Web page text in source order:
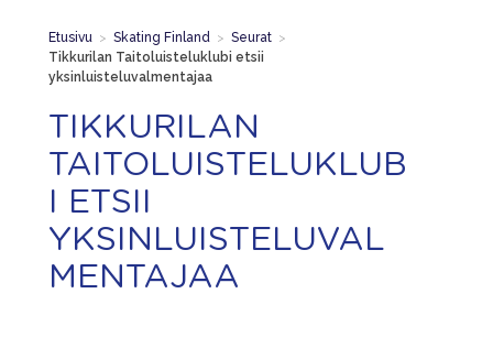
Etusivu > Skating Finland > Seurat >
Tikkurilan Taitoluisteluklubi etsii
yksinluisteluvalmentajaa
TIKKURILAN
TAITOLUISTELUKLUB
I ETSII
YKSINLUISTELUVAL
MENTAJAA